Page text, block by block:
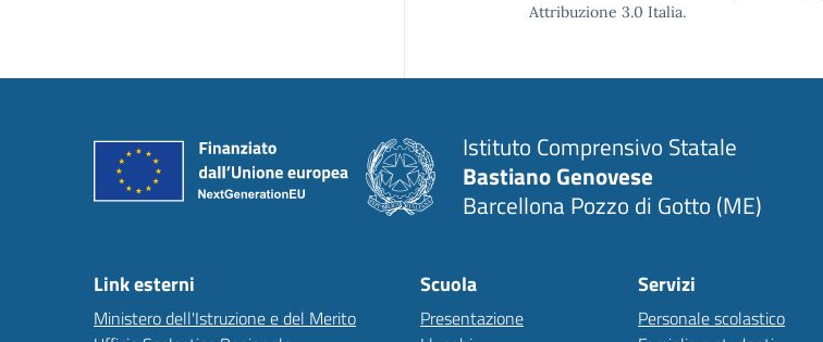
Attribuzione 3.0 Italia.
Istituto Comprensivo Statale
Bastiano Genovese
Barcellona Pozzo di Gotto (ME)
Link esterni
Ministero dell'Istruzione e del Merito
Scuola
Presentazione
Servizi
Personale scolastico